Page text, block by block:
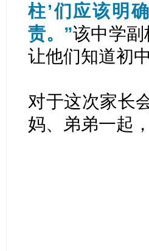
柱’们应该明
责。”该中学副
让他们知道初
对于这次家长
妈、弟弟一起